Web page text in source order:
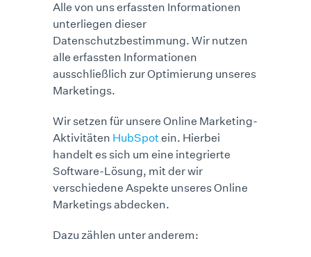
Alle von uns erfassten Informationen
unterliegen dieser
Datenschutzbestimmung. Wir nutzen
alle erfassten Informationen
ausschließlich zur Optimierung unseres
Marketings.
Wir setzen für unsere Online Marketing-
Aktivitäten HubSpotein. Hierbei
handelt es sich um eine integrierte
Software-Lösung, mit der wir
verschiedene Aspekte unseres Online
Marketings abdecken.
Dazu zählen unter anderem: